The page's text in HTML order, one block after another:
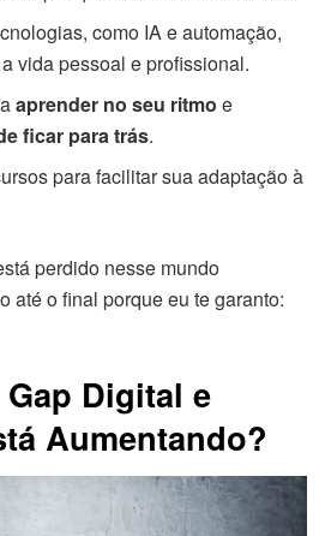
como IA e automação,
vida pessoal e profissional.
aprender no seu ritmo e
ficar para trás.
para facilitar sua adaptação à
perdido nesse mundo
até o final porque eu te garanto:
Digital e
Aumentando?